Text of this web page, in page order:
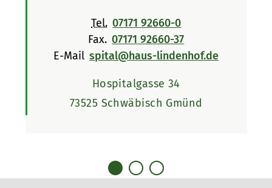
Tel. 07171 92660-0
Fax. 07171 92660-37
E-Mail spital@haus-lindenhof.de
Hospitalgasse 34
73525 Schwäbisch Gmünd